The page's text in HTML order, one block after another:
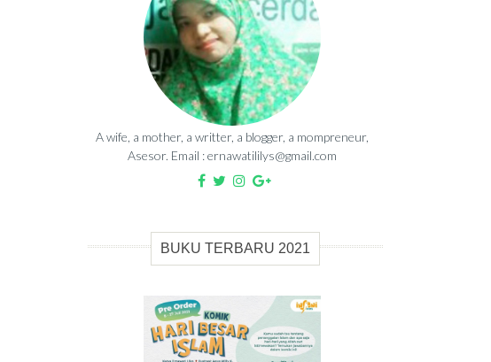
A wife, a mother, a writter, a blogger, a mompreneur,
Asesor. Email : ernawatililys@gmail.com
BUKU TERBARU 2021